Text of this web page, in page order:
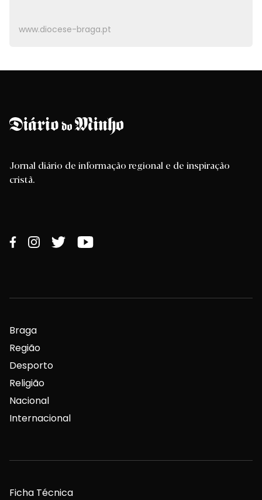
www.diocese-braga.pt
Jornal diário de informação regional e de inspiração
cristã.
Braga
Região
Desporto
Religião
Nacional
Internacional
Ficha Técnica